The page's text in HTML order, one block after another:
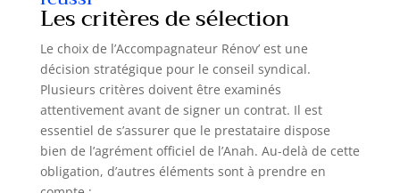
intelligent (batterie non incluse), 1 récepteur, 1
support, 1 manuel du produit, 2 vis, 1 câble USB-C
et 1 cavalier.
Les critères de sélection
Le choix de l’Accompagnateur Rénov’ est une
décision stratégique pour le conseil syndical.
Plusieurs critères doivent être examinés
attentivement avant de signer un contrat. Il est
essentiel de s’assurer que le prestataire dispose
bien de l’agrément officiel de l’Anah. Au-delà de cette
obligation, d’autres éléments sont à prendre en